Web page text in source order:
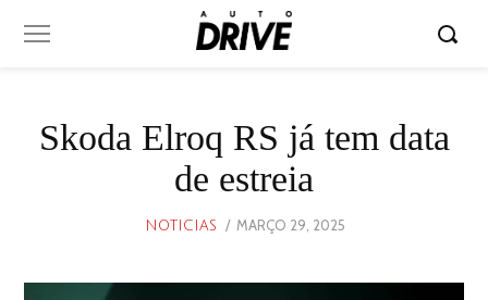
Skoda Elroq RS já tem data
de estreia
NOTICIAS
POSTED
MARÇO 29, 2025